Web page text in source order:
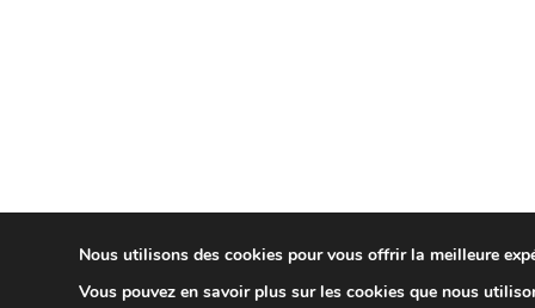
Nous utilisons des cookies pour vous offrir la meilleure
Vous pouvez en savoir plus sur les cookies que nous